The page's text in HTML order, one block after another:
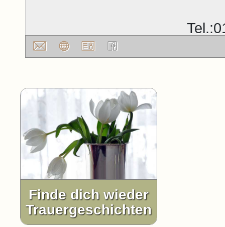
Finde dich wieder
Trauergeschichten